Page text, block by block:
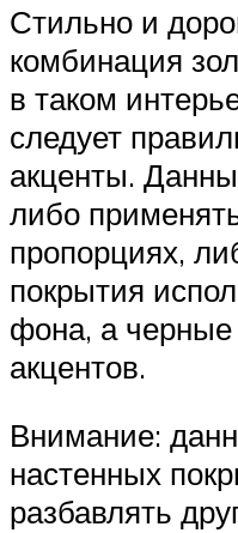
Стильно и
комбинация
в таком
следует
акценты.
либо
пропорциях,
покрытия
фона, а
акцентов.
Внимание:
настенных
разбавлять